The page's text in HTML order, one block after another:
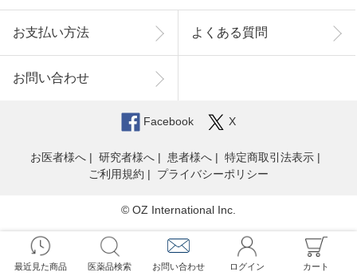
最近見た商品 医薬品検索 お問い合わせ ログイン カート
お支払い方法 よくある質問
お問い合わせ
Facebook X
お医者様へ 研究者様へ 患者様へ
特定商取引法表示
ご利用規約
プライバシーポリシー
© OZ International Inc.